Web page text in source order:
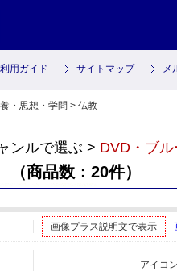
用ガイド サイトマップ メ
・思想・学問 > 仏教
ンルで選ぶ > DVD・ブ
（商品数：20件）
画像プラス説明文で表示
アイコン